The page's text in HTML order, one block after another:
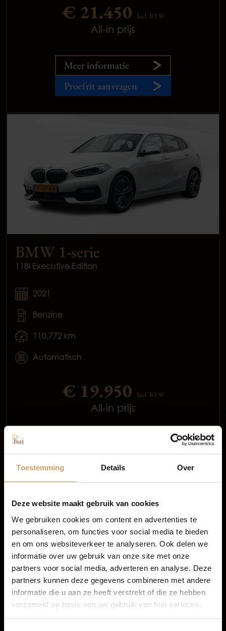
Toestemming Details Over
Deze website maakt gebruik van cookies
We gebruiken cookies om content en advertenties te
personaliseren, om functies voor social media te bieden
en om ons websiteverkeer te analyseren. Ook delen we
informatie over uw gebruik van onze site met onze
partners voor social media, adverteren en analyse. Deze
partners kunnen deze gegevens combineren met andere
informatie die u aan ze heeft verstrekt of die ze hebben
verzameld op basis van uw gebruik van hun services.
€ 21.450 Incl. BTW
All-in prijs
Meer informatie
Proefrit aanvragen
BMW 1-serie
118i Executive Edition
2021
Benzine
110.772 km
Automatisch
€ 19.950 Incl. BTW
All-in prijs
Proefrit aanvragen
3 van 3 voertuigen
1
BMW occasion Nijmegen
Occasions
Autolease
Financiering
Autoverzekeringen
Verkoop
Auto onderhoud